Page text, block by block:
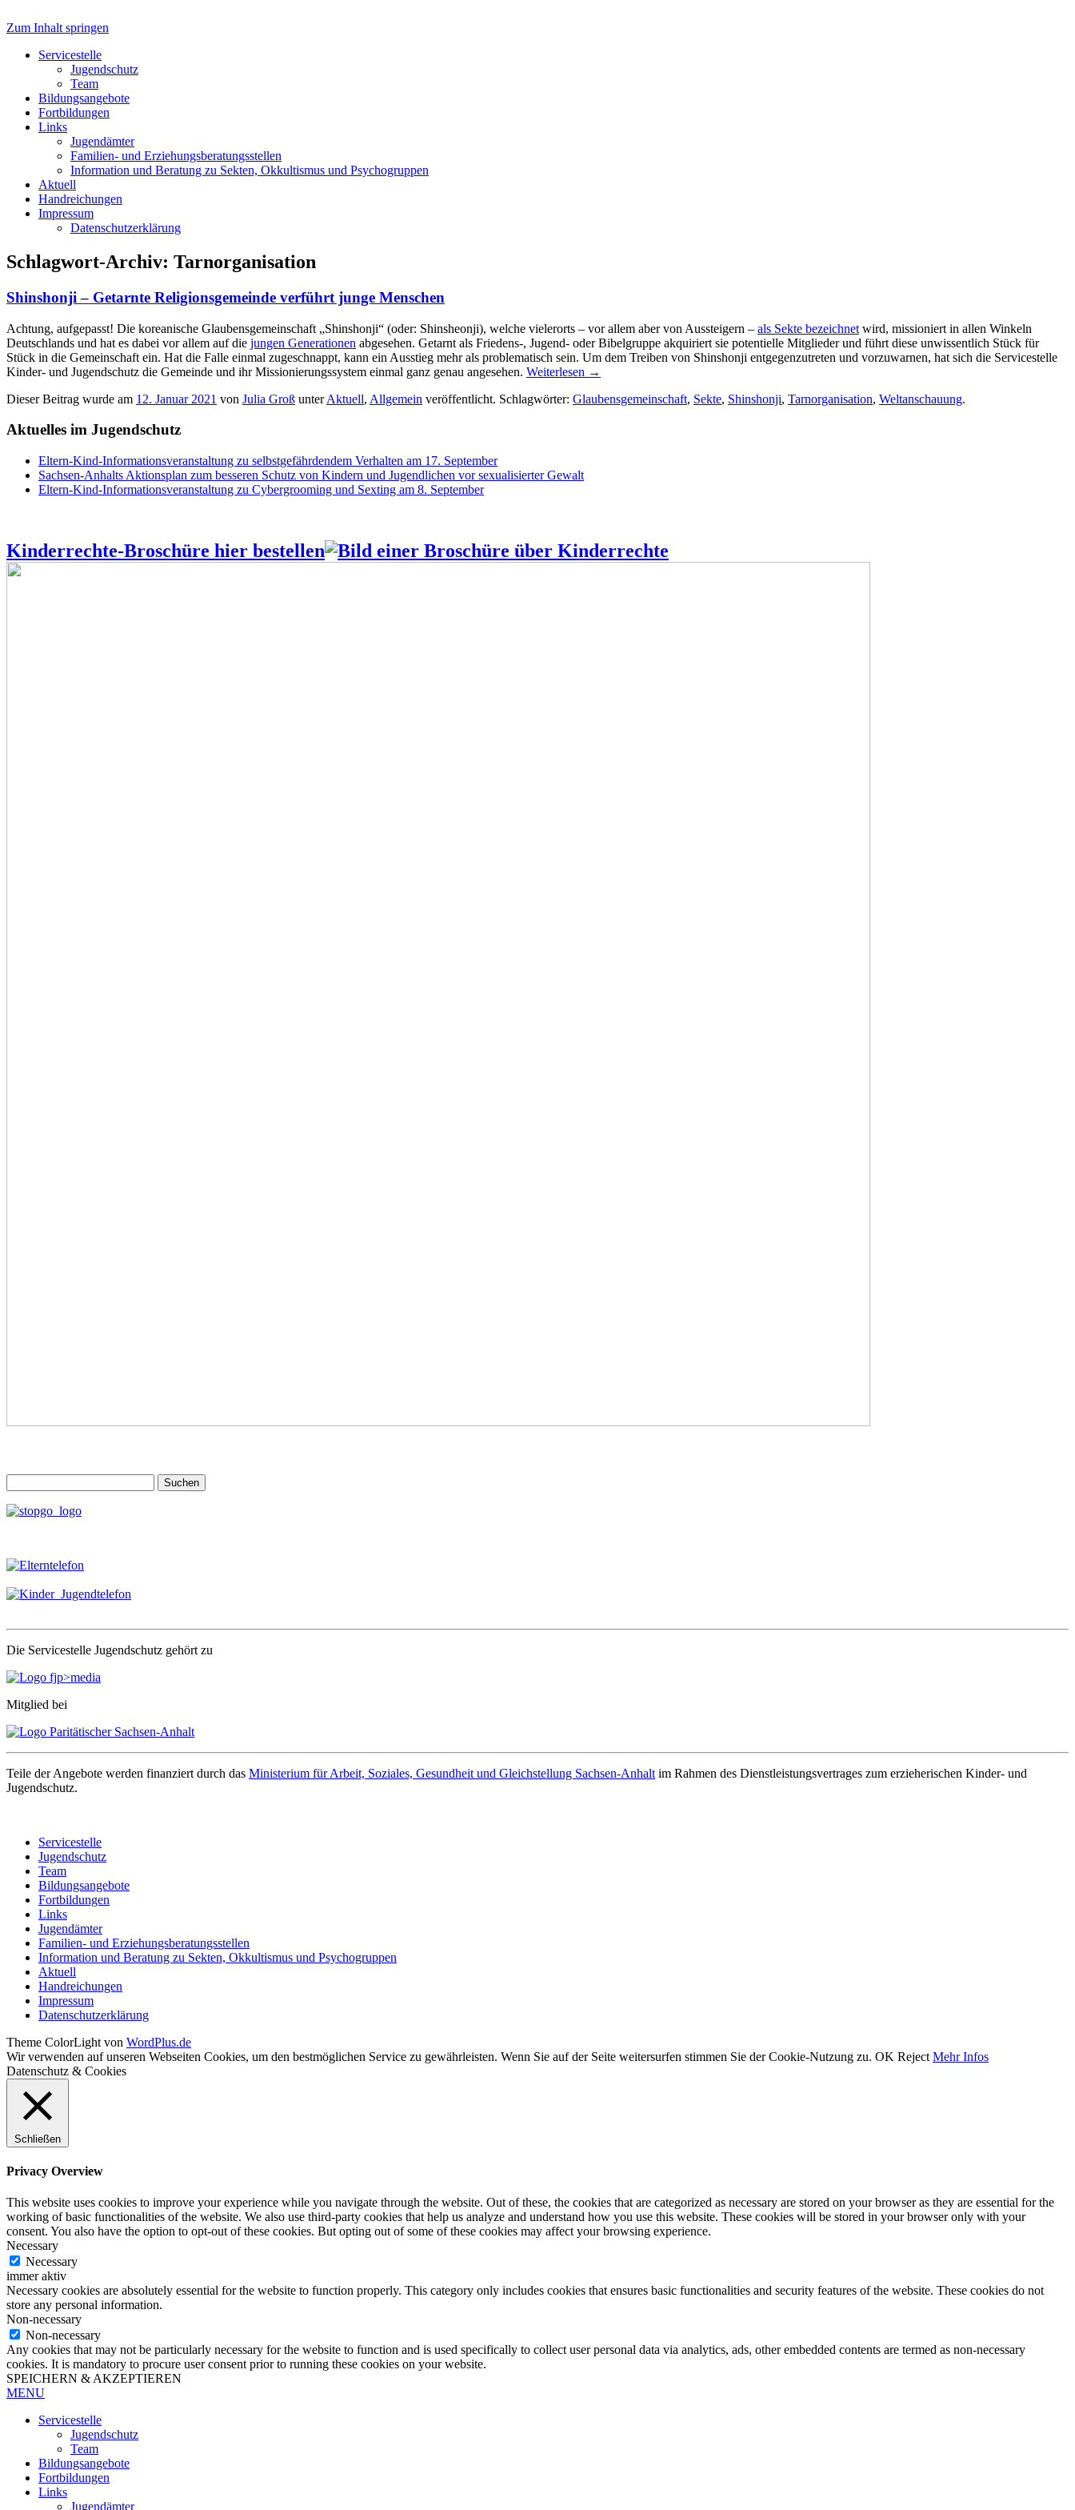
Servicestelle Kinder- und Jugendschutz
Zum Inhalt springen
Servicestelle
Jugendschutz
Team
Bildungsangebote
Fortbildungen
Links
Jugendämter
Familien- und Erziehungsberatungsstellen
Information und Beratung zu Sekten, Okkultismus und Psychogruppen
Aktuell
Handreichungen
Impressum
Datenschutzerklärung
Schlagwort-Archiv: Tarnorganisation
Shinshonji – Getarnte Religionsgemeinde verführt junge Menschen
Achtung, aufgepasst! Die koreanische Glaubensgemeinschaft „Shinshonji“ (oder: Shinsheonji), welche vielerorts – vor allem aber von Aussteigern – als Sekte bezeichnet wird, missioniert in allen Winkeln
Deutschlands und hat es dabei vor allem auf die jungen Generationen abgesehen. Getarnt als Friedens-, Jugend- oder Bibelgruppe akquiriert sie potentielle Mitglieder und führt diese unwissentlich Stück für
Stück in die Gemeinschaft ein. Hat die Falle einmal zugeschnappt, kann ein Ausstieg mehr als problematisch sein. Um dem Treiben von Shinshonji entgegenzutreten und vorzuwarnen, hat sich die Servicestelle
Kinder- und Jugendschutz die Gemeinde und ihr Missionierungssystem einmal ganz genau angesehen. Weiterlesen →
Dieser Beitrag wurde am 12. Januar 2021 von Julia Groß unterAktuell, Allgemein veröffentlicht. Schlagwörter: Glaubensgemeinschaft, Sekte, Shinshonji, Tarnorganisation, Weltanschauung.
Aktuelles im Jugendschutz
Eltern-Kind-Informationsveranstaltung zu selbstgefährdendem Verhalten am 17. September
Sachsen-Anhalts Aktionsplan zum besseren Schutz von Kindern und Jugendlichen vor sexualisierter Gewalt
Eltern-Kind-Informationsveranstaltung zu Cybergrooming und Sexting am 8. September
Kinderrechte-Broschüre hier bestellen
nach:
Die Servicestelle Jugendschutz gehört zu
Mitglied bei
Teile der Angebote werden finanziert durch das Ministerium für Arbeit, Soziales, Gesundheit und Gleichstellung Sachsen-Anhalt im Rahmen des Dienstleistungsvertrages zum erzieherischen Kinder- und
Jugendschutz.
Servicestelle
Jugendschutz
Team
Bildungsangebote
Fortbildungen
Links
Jugendämter
Familien- und Erziehungsberatungsstellen
Information und Beratung zu Sekten, Okkultismus und Psychogruppen
Aktuell
Handreichungen
Impressum
Datenschutzerklärung
Theme ColorLight von WordPlus.de
Wir verwenden auf unseren Webseiten Cookies, um den bestmöglichen Service zu gewährleisten. Wenn Sie auf der Seite weitersurfen stimmen Sie der Cookie-Nutzung zu. OK Reject Mehr Infos
Datenschutz & Cookies
Schließen
Privacy Overview
This website uses cookies to improve your experience while you navigate through the website. Out of these, the cookies that are categorized as necessary are stored on your browser as they are essential for the
working of basic functionalities of the website. We also use third-party cookies that help us analyze and understand how you use this website. These cookies will be stored in your browser only with your
consent. You also have the option to opt-out of these cookies. But opting out of some of these cookies may affect your browsing experience.
Necessary
Necessary
immer aktiv
Necessary cookies are absolutely essential for the website to function properly. This category only includes cookies that ensures basic functionalities and security features of the website. These cookies do not
store any personal information.
Non-necessary
Non-necessary
Any cookies that may not be particularly necessary for the website to function and is used specifically to collect user personal data via analytics, ads, other embedded contents are termed as non-necessary
cookies. It is mandatory to procure user consent prior to running these cookies on your website.
SPEICHERN & AKZEPTIEREN
MENU
Servicestelle
Jugendschutz
Team
Bildungsangebote
Fortbildungen
Links
Jugendämter